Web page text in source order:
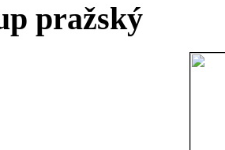
pražský